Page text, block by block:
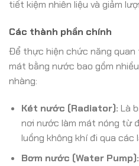
tiết kiệm nhiên liệu và giảm
Các thành phần chính
Để thực hiện chức năng quan
mát bằng nước bao gồm
nhàng:
Két nước (Radiator): Là
nơi nước làm mát nóng từ
luồng không khí đi qua các
Bơm nước (Water Pump):